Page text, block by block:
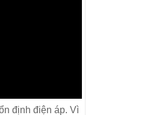
định điện áp. Vì